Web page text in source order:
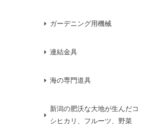
ガーデニング用機械
連結金具
海の専門道具
新潟の肥沃な大地が生んだコ
シヒカリ、フルーツ、野菜